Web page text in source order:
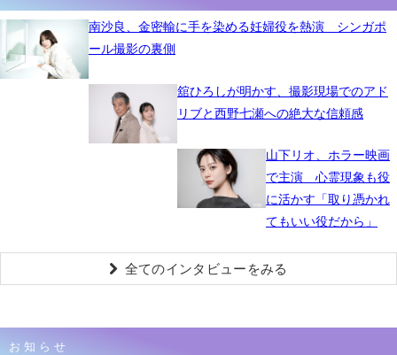
南沙良、金密輸に手を染める妊婦役を熱演 シンガポ
ール撮影の裏側
舘ひろしが明かす、撮影現場でのアド
リブと西野七瀬への絶大な信頼感
山下リオ、ホラー映画
で主演 心霊現象も役
に活かす「取り憑かれ
てもいい役だから」
全てのインタビューをみる
お知らせ